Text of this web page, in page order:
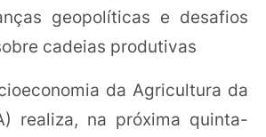
geopolíticas e desafios
cadeias produtivas
da Agricultura da
realiza, na próxima quinta-